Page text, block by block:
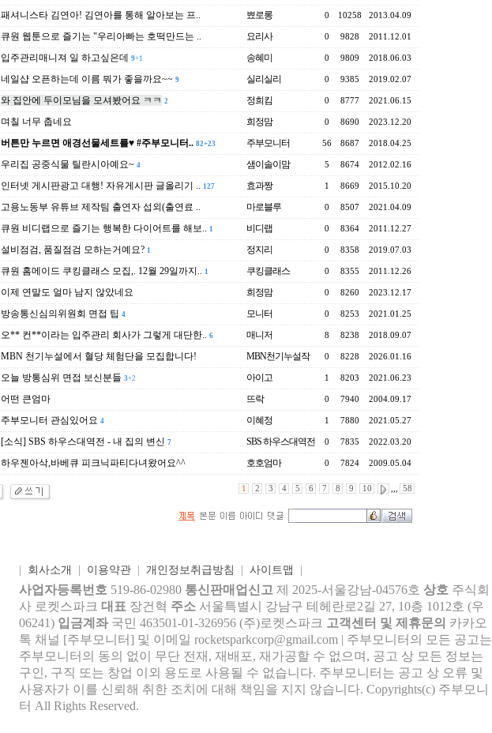
패셔니스타 김연아! 김연아를 통해 알아보는 프.. 뾰로롱 0 10258 2013.04.09
큐원 웹툰으로 즐기는 "우리아빠는 호떡만드는 .. 요리사 0 9828 2011.12.01
입주관리매니져 일 하고싶은데 9+1 송혜미 0 9809 2018.06.03
네일샵 오픈하는데 이름 뭐가 좋을까요~~ 9 실리실리 0 9385 2019.02.07
와 집안에 두이모님을 모셔봤어요 ㅋㅋ 2 정희킴 0 8777 2021.06.15
며칠 너무 춥네요 희정맘 0 8690 2023.12.20
버튼만 누르면 애경선물세트를♥ #주부모니터.. 82+23 주부모니터 56 8687 2018.04.25
우리집 공중식물 틸란시아예요~ 4 샘이솔이맘 5 8674 2012.02.16
인터넷 게시판광고 대행! 자유게시판 글올리기 .. 127 효과짱 1 8669 2015.10.20
고용노동부 유튜브 제작팀 출연자 섭외(출연료 .. 마로블루 0 8507 2021.04.09
큐원 비디랩으로 즐기는 행복한 다이어트를 해보.. 1 비디랩 0 8364 2011.12.27
설비점검, 품질점검 모하는거예요? 1 정지리 0 8358 2019.07.03
큐원 홈메이드 쿠킹클래스 모집,. 12월 29일까지.. 1 쿠킹클래스 0 8355 2011.12.26
이제 연말도 얼마 남지 않았네요 희정맘 0 8260 2023.12.17
방송통신심의위원회 면접 팁 4 모니터 0 8253 2021.01.25
오** 컨**이라는 입주관리 회사가 그렇게 대단한.. 6 매니저 8 8238 2018.09.07
MBN 천기누설에서 혈당 체험단을 모집합니다! MBN천기누설작 0 8228 2026.01.16
오늘 방통심위 면접 보신분들 3+2 아이고 1 8203 2021.06.23
어떤 큰엄마 뜨락 0 7940 2004.09.17
주부모니터 관심있어요 4 이혜정 1 7880 2021.05.27
[소식] SBS 하우스대역전 - 내 집의 변신 7 SBS 하우스대역전 0 7835 2022.03.20
하우젠아삭,바베큐 피크닉파티다녀왔어요^^ 호호엄마 0 7824 2009.05.04
1 2 3 4 5 6 7 8 9 10 ,,, 58
회사소개 이용약관| 개인정보취급방침 사이트맵
사업자등록번호 519-86-02980 통신판매업신고 제 2025-서울강남-04576호 상호 주식회
사 로켓스파크 대표 장건혁 주소 서울특별시 강남구 테헤란로2길 27, 10층 1012호 (우
06241) 입금계좌 국민 463501-01-326956 (주)로켓스파크 고객센터 및 제휴문의 카카오
톡 채널 [주부모니터] 및 이메일 rocketsparkcorp@gmail.com | 주부모니터의 모든 공고는
주부모니터의 동의 없이 무단 전재, 재배포, 재가공할 수 없으며, 공고 상 모든 정보는
구인, 구직 또는 창업 이외 용도로 사용될 수 없습니다. 주부모니터는 공고 상 오류 및
사용자가 이를 신뢰해 취한 조치에 대해 책임을 지지 않습니다. Copyrights(c) 주부모니
터 All Rights Reserved.